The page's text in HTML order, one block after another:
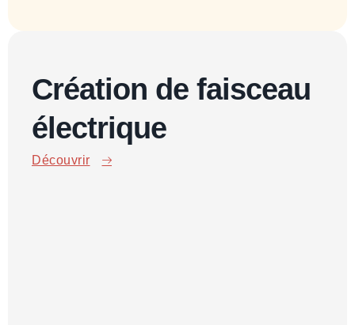
Création de faisceau
électrique
Découvrir